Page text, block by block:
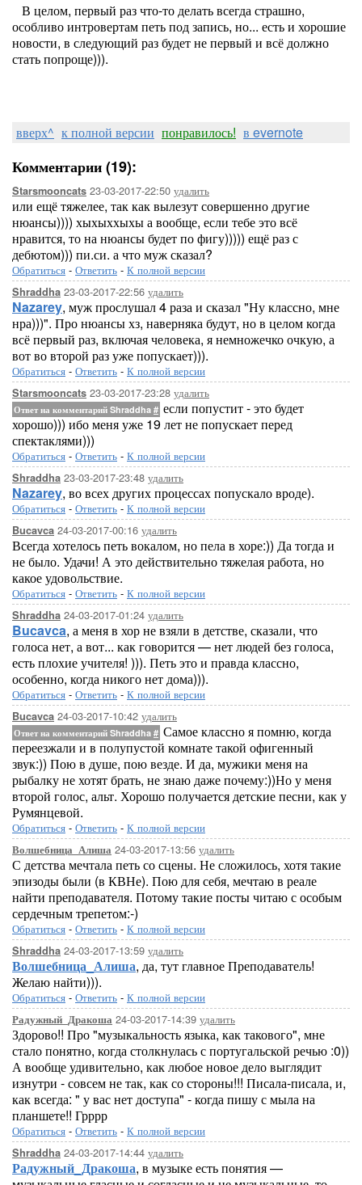
В целом, первый раз что-то делать всегда страшно,
особливо интровертам петь под запись, но... есть и хорошие
новости, в следующий раз будет не первый и всё должно
стать попроще))).
вверх^ к полной версии понравилось! в evernote
Комментарии (19):
Starsmooncats 23-03-2017-22:50 удалить
или ещё тяжелее, так как вылезут совершенно другие
нюансы)))) хыхыххыхы а вообще, если тебе это всё
нравится, то на нюансы будет по фигу))))) ещё раз с
дебютом))) пи.си. а что муж сказал?
Обратиться - Ответить - К полной версии
Shraddha 23-03-2017-22:56 удалить
Nazarey, муж прослушал 4 раза и сказал "Ну классно, мне
нра)))". Про нюансы хз, наверняка будут, но в целом когда
всё первый раз, включая человека, я немножечко очкую, а
вот во второй раз уже попускает))).
Обратиться - Ответить - К полной версии
Starsmooncats 23-03-2017-23:28 удалить
Ответ на комментарий Shraddha # если попустит - это будет
хорошо))) ибо меня уже 19 лет не попускает перед
спектаклями)))
Обратиться - Ответить - К полной версии
Shraddha 23-03-2017-23:48 удалить
Nazarey, во всех других процессах попускало вроде).
Обратиться - Ответить - К полной версии
Bucavca 24-03-2017-00:16 удалить
Всегда хотелось петь вокалом, но пела в хоре:)) Да тогда и
не было. Удачи! А это действительно тяжелая работа, но
какое удовольствие.
Обратиться - Ответить - К полной версии
Shraddha 24-03-2017-01:24 удалить
Bucavca, а меня в хор не взяли в детстве, сказали, что
голоса нет, а вот... как говорится — нет людей без голоса,
есть плохие учителя! ))). Петь это и правда классно,
особенно, когда никого нет дома))).
Обратиться - Ответить - К полной версии
Bucavca 24-03-2017-10:42 удалить
Ответ на комментарий Shraddha # Самое классно я помню, когда
переезжали и в полупустой комнате такой офигенный
звук:)) Пою в душе, пою везде. И да, мужики меня на
рыбалку не хотят брать, не знаю даже почему:))Но у меня
второй голос, альт. Хорошо получается детские песни, как у
Румянцевой.
Обратиться - Ответить - К полной версии
Волшебница_Алиша 24-03-2017-13:56 удалить
С детства мечтала петь со сцены. Не сложилось, хотя такие
эпизоды были (в КВНе). Пою для себя, мечтаю в реале
найти преподавателя. Потому такие посты читаю с особым
сердечным трепетом:-)
Обратиться - Ответить - К полной версии
Shraddha 24-03-2017-13:59 удалить
Волшебница_Алиша, да, тут главное Преподаватель!
Желаю найти))).
Обратиться - Ответить - К полной версии
Радужный_Дракоша 24-03-2017-14:39 удалить
Здорово!! Про "музыкальность языка, как такового", мне
стало понятно, когда столкнулась с португальской речью :0))
А вообще удивительно, как любое новое дело выглядит
изнутри - совсем не так, как со стороны!!! Писала-писала, и,
как всегда: " у вас нет доступа" - когда пишу с мыла на
планшете!! Грррр
Обратиться - Ответить - К полной версии
Shraddha 24-03-2017-14:44 удалить
Радужный_Дракоша, в музыке есть понятия —